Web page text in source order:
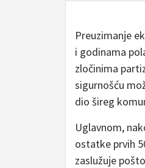
Preuzimanje
i godinama
zločinima
sigurnošću
dio šireg
Uglavnom,
ostatke prvih
zaslužuje